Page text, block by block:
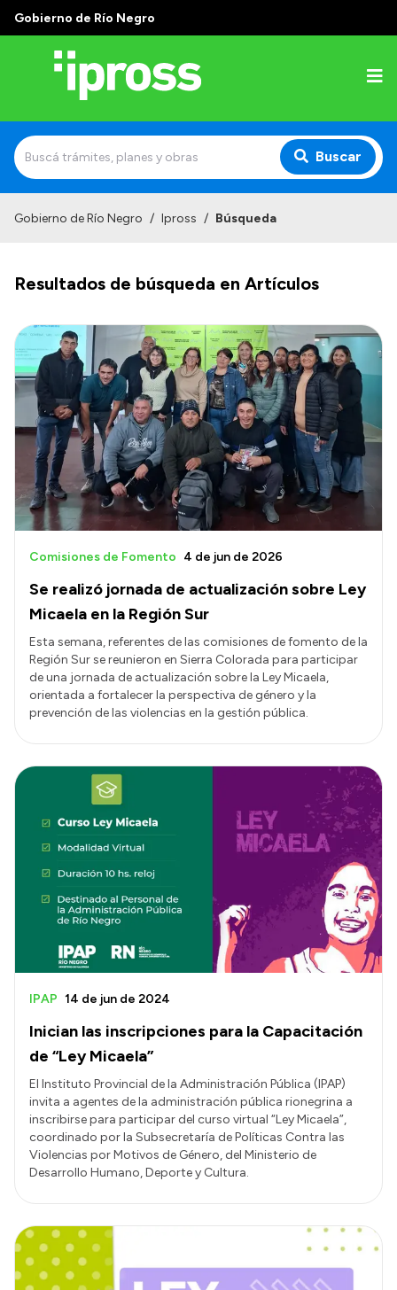
Gobierno de Río Negro
Buscar
¿Qué es IPROSS?
Autoridades
Delegaciones
Consultorios Propios
Presentación CV
Transparencia
Inversión en Salud
Licitaciones
Gobierno de Río Negro / Ipross / Búsqueda
Resultados de búsqueda en Artículos
Se realizó jornada de actualización sobre Ley
Micaela en la Región Sur
Comisiones de Fomento 4 de jun de 2026
Esta semana, referentes de las comisiones de fomento de la
Región Sur se reunieron en Sierra Colorada para participar
de una jornada de actualización sobre la Ley Micaela,
orientada a fortalecer la perspectiva de género y la
prevención de las violencias en la gestión pública.
Inician las inscripciones para la Capacitación
de “Ley Micaela”
IPAP 14 de jun de 2024
El Instituto Provincial de la Administración Pública (IPAP)
invita a agentes de la administración pública rionegrina a
inscribirse para participar del curso virtual “Ley Micaela”,
coordinado por la Subsecretaría de Políticas Contra las
Violencias por Motivos de Género, del Ministerio de
Desarrollo Humano, Deporte y Cultura.